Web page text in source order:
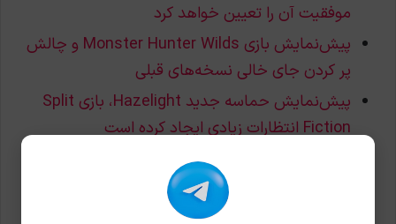
موفقیت آن را تعیین خواهد کرد
پیش‌نمایش بازی Monster Hunter Wilds و چالش
پر کردن جای خالی نسخه‌های قبلی
پیش‌نمایش حماسه جدید Hazelight، بازی Split
Fiction انتظارات زیادی ایجاد کرده است